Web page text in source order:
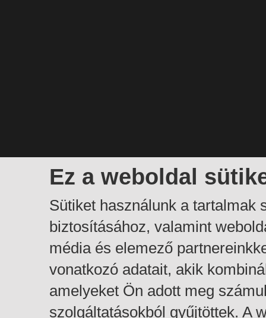
Ez a weboldal
Sütiket használunk a tartalmak
biztosításához, valamint
média és elemező
vonatkozó adatait, akik
amelyeket Ön adott meg
szolgáltatásokból gyűjtöttek. A